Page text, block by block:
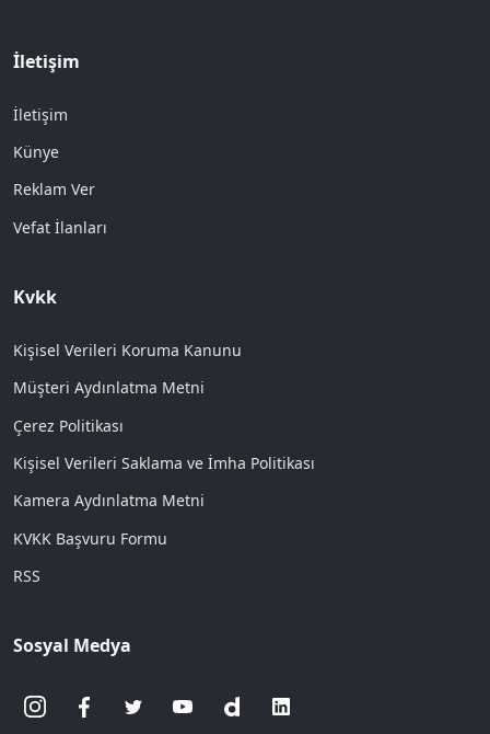
İletişim
İletişim
Künye
Reklam Ver
Vefat İlanları
Kvkk
Kişisel Verileri Koruma Kanunu
Müşteri Aydınlatma Metni
Çerez Politikası
Kişisel Verileri Saklama ve İmha Politikası
Kamera Aydınlatma Metni
KVKK Başvuru Formu
RSS
Sosyal Medya